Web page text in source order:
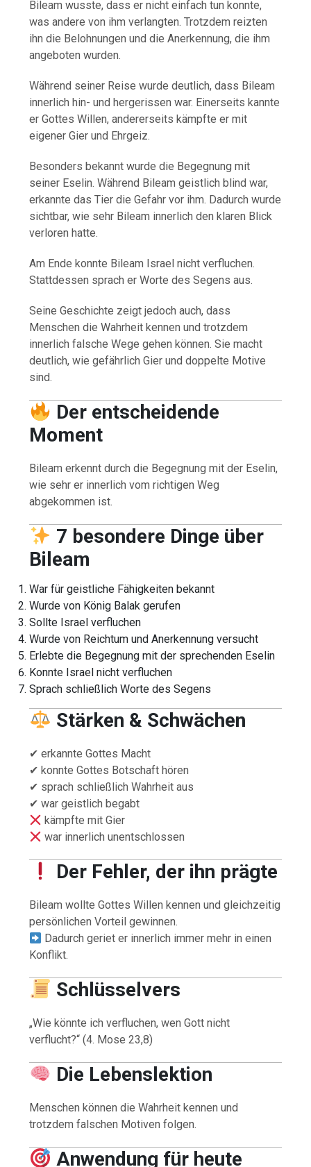
Bileam wusste, dass er nicht einfach tun konnte,
was andere von ihm verlangten. Trotzdem reizten
ihn die Belohnungen und die Anerkennung, die ihm
angeboten wurden.
Während seiner Reise wurde deutlich, dass Bileam
innerlich hin- und hergerissen war. Einerseits kannte
er Gottes Willen, andererseits kämpfte er mit
eigener Gier und Ehrgeiz.
Besonders bekannt wurde die Begegnung mit
seiner Eselin. Während Bileam geistlich blind war,
erkannte das Tier die Gefahr vor ihm. Dadurch wurde
sichtbar, wie sehr Bileam innerlich den klaren Blick
verloren hatte.
Am Ende konnte Bileam Israel nicht verfluchen.
Stattdessen sprach er Worte des Segens aus.
Seine Geschichte zeigt jedoch auch, dass
Menschen die Wahrheit kennen und trotzdem
innerlich falsche Wege gehen können. Sie macht
deutlich, wie gefährlich Gier und doppelte Motive
sind.
Der entscheidende
Moment
Bileam erkennt durch die Begegnung mit der Eselin,
wie sehr er innerlich vom richtigen Weg
abgekommen ist.
7 besondere Dinge über
Bileam
War für geistliche Fähigkeiten bekannt
Wurde von König Balak gerufen
Sollte Israel verfluchen
Wurde von Reichtum und Anerkennung versucht
Erlebte die Begegnung mit der sprechenden Eselin
Konnte Israel nicht verfluchen
Sprach schließlich Worte des Segens
Stärken & Schwächen
✔ erkannte Gottes Macht
✔ konnte Gottes Botschaft hören
✔ sprach schließlich Wahrheit aus
✔ war geistlich begabt
kämpfte mit Gier
war innerlich unentschlossen
Der Fehler, der ihn prägte
Bileam wollte Gottes Willen kennen und gleichzeitig
persönlichen Vorteil gewinnen.
Dadurch geriet er innerlich immer mehr in einen
Konflikt.
Schlüsselvers
„Wie könnte ich verfluchen, wen Gott nicht
verflucht?“ (4. Mose 23,8)
Die Lebenslektion
Menschen können die Wahrheit kennen und
trotzdem falschen Motiven folgen.
Anwendung für heute